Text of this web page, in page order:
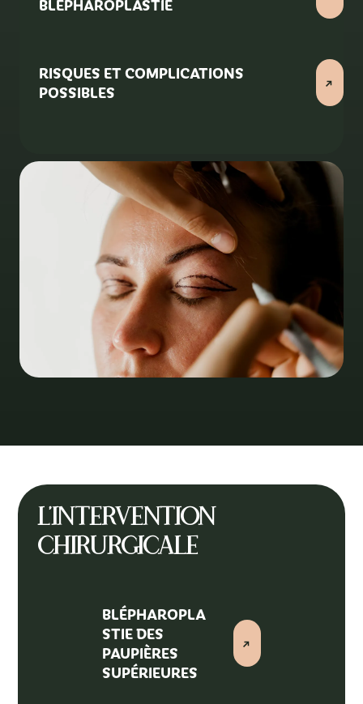
BLÉPHAROPLASTIE
RISQUES ET COMPLICATIONS
POSSIBLES
L'intervention
chirurgicale
BLÉPHAROPLA
STIE DES
PAUPIÈRES
SUPÉRIEURES